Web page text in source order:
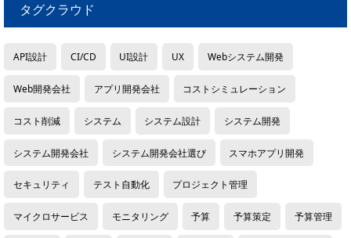
タグクラウド
API設計 CI/CD UI設計 UX Webシステム開発
Web開発会社 アプリ開発会社 コストシミュレーション
コスト削減 システム システム設計 システム開発
システム開発会社 システム開発会社選び スマホアプリ開発
セキュリティ テスト自動化 プロジェクト管理
マイクロサービス モニタリング 予算 予算策定 予算管理